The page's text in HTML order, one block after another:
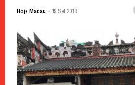
Hoje Macau - 19 Set 2018